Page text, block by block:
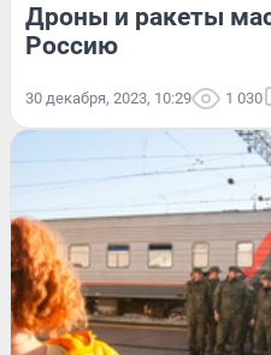
Дроны и ракеты
Россию
30 декабря, 2023, 10:29 1 030